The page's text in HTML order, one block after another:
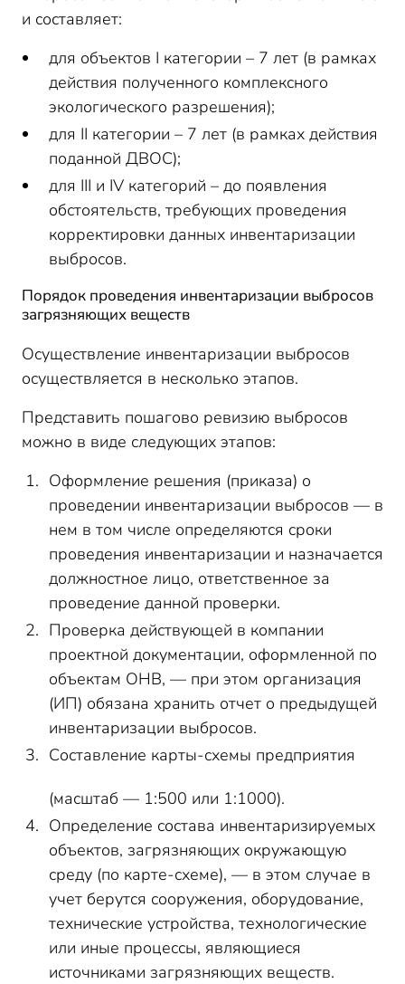
и составляет:
для объектов I категории – 7 лет (в рамках
действия полученного комплексного
экологического разрешения);
для II категории – 7 лет (в рамках действия
поданной ДВОС);
для III и IV категорий – до появления
обстоятельств, требующих проведения
корректировки данных инвентаризации
выбросов.
Порядок проведения инвентаризации выбросов
загрязняющих веществ
Осуществление инвентаризации выбросов
осуществляется в несколько этапов.
Представить пошагово ревизию выбросов
можно в виде следующих этапов:
Оформление решения (приказа) о
проведении инвентаризации выбросов — в
нем в том числе определяются сроки
проведения инвентаризации и назначается
должностное лицо, ответственное за
проведение данной проверки.
Проверка действующей в компании
проектной документации, оформленной по
объектам ОНВ, — при этом организация
(ИП) обязана хранить отчет о предыдущей
инвентаризации выбросов.
Составление карты-схемы предприятия
(масштаб — 1:500 или 1:1000).
Определение состава инвентаризируемых
объектов, загрязняющих окружающую
среду (по карте-схеме), — в этом случае в
учет берутся сооружения, оборудование,
технические устройства, технологические
или иные процессы, являющиеся
источниками загрязняющих веществ.